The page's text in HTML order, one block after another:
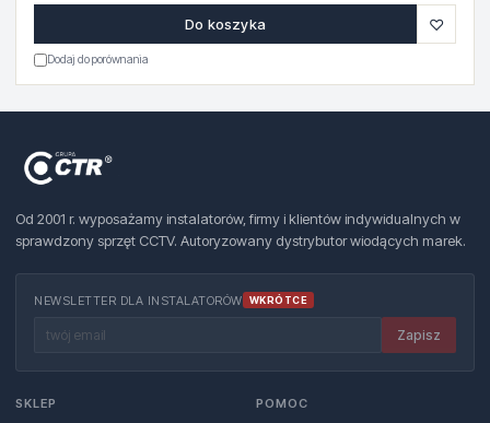
Do koszyka ♡
Dodaj do porównania
Od 2001 r. wyposażamy instalatorów, firmy i klientów indywidualnych w
sprawdzony sprzęt CCTV. Autoryzowany dystrybutor wiodących marek.
NEWSLETTER DLA INSTALATORÓW WKRÓTCE
Zapisz
SKLEP POMOC